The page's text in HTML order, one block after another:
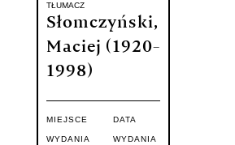
TŁUMACZ
Słomczyński,
Maciej (1920-
1998)
MIEJSCE
WYDANIA
DATA
WYDANIA